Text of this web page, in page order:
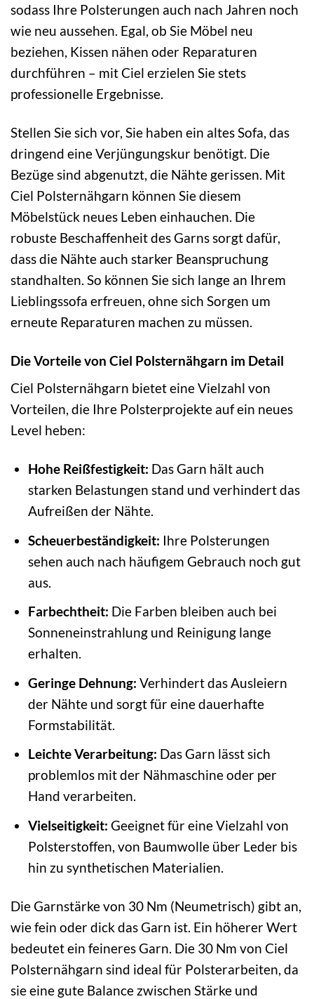
sodass Ihre Polsterungen auch nach Jahren noch
wie neu aussehen. Egal, ob Sie Möbel neu
beziehen, Kissen nähen oder Reparaturen
durchführen – mit Ciel erzielen Sie stets
professionelle Ergebnisse.
Stellen Sie sich vor, Sie haben ein altes Sofa, das
dringend eine Verjüngungskur benötigt. Die
Bezüge sind abgenutzt, die Nähte gerissen. Mit
Ciel Polsternähgarn können Sie diesem
Möbelstück neues Leben einhauchen. Die
robuste Beschaffenheit des Garns sorgt dafür,
dass die Nähte auch starker Beanspruchung
standhalten. So können Sie sich lange an Ihrem
Lieblingssofa erfreuen, ohne sich Sorgen um
erneute Reparaturen machen zu müssen.
Die Vorteile von Ciel Polsternähgarn im Detail
Ciel Polsternähgarn bietet eine Vielzahl von
Vorteilen, die Ihre Polsterprojekte auf ein neues
Level heben:
Hohe Reißfestigkeit: Das Garn hält auch
starken Belastungen stand und verhindert das
Aufreißen der Nähte.
Scheuerbeständigkeit: Ihre Polsterungen
sehen auch nach häufigem Gebrauch noch gut
aus.
Farbechtheit: Die Farben bleiben auch bei
Sonneneinstrahlung und Reinigung lange
erhalten.
Geringe Dehnung: Verhindert das Ausleiern
der Nähte und sorgt für eine dauerhafte
Formstabilität.
Leichte Verarbeitung: Das Garn lässt sich
problemlos mit der Nähmaschine oder per
Hand verarbeiten.
Vielseitigkeit: Geeignet für eine Vielzahl von
Polsterstoffen, von Baumwolle über Leder bis
hin zu synthetischen Materialien.
Die Garnstärke von 30 Nm (Neumetrisch) gibt an,
wie fein oder dick das Garn ist. Ein höherer Wert
bedeutet ein feineres Garn. Die 30 Nm von Ciel
Polsternähgarn sind ideal für Polsterarbeiten, da
sie eine gute Balance zwischen Stärke und